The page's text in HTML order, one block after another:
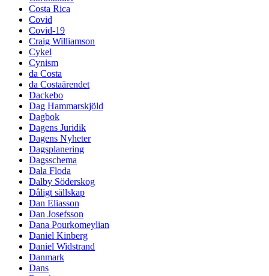
Costa Rica
Covid
Covid-19
Craig Williamson
Cykel
Cynism
da Costa
da Costaärendet
Dackebo
Dag Hammarskjöld
Dagbok
Dagens Juridik
Dagens Nyheter
Dagsplanering
Dagsschema
Dala Floda
Dalby Söderskog
Dåligt sällskap
Dan Eliasson
Dan Josefsson
Dana Pourkomeylian
Daniel Kinberg
Daniel Widstrand
Danmark
Dans